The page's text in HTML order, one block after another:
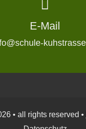
E-Mail
• all rights reserved •